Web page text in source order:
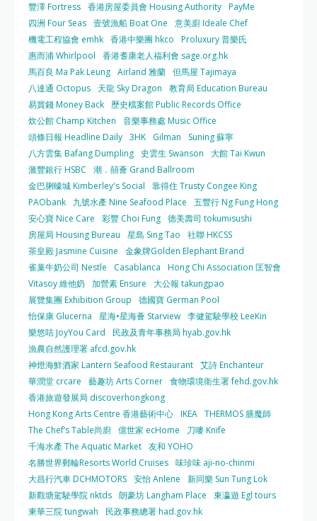
豐澤 Fortress 香港房屋委員會 Housing Authority PayMe
四洲 Four Seas 壹號漁船 Boat One
意美廚 Ideale Chef
機電工程協會 emhk 香港中樂團 hkco
Proluxury 普樂氏
惠而浦 Whirlpool
香港耆康老人福利會 sage.org.hk
馬百良 Ma Pak Leung Airland 雅蘭 但馬屋 Tajimaya
八達通 Octopus
天龍 Sky Dragon
教育局 Education Bureau
易賞錢 Money Back
歷史檔案館 Public Records Office
炊公館 Champ Kitchen
音樂事務處 Music Office
頭條日報 Headline Daily 3HK Gilman
Suning 蘇寧
八方雲集 Bafang Dumpling
史雲生 Swanson
大館 Tai Kwun
滙豐銀行 HSBC
潮．囍薈 Grand Ballroom
金巴脷蠔城 Kimberley's Social
靠得住 Trusty Congee King
PAObank
九號水產 Nine Seafood Place
五豐行 Ng Fung Hong
安心寶 Nice Care
彩豐 Choi Fung 德美壽司 tokumisushi
房屋局 Housing Bureau
星島 Sing Tao
社聯 HKCSS
茶皇殿 Jasmine Cuisine
金象牌Golden Elephant Brand
雀巢牛奶公司 Nestle
Casablanca
Hong Chi Association 匡智會
Vitasoy 維他奶
加營素 Ensure
大公報 takungpao
展覽集團 Exhibition Group
德國寶 German Pool
怡保康 Glucerna
星海•星海薈 Starview 李健駕駛學校 LeeKin
樂悠咭 JoyYou Card
民政及青年事務局 hyab.gov.hk
漁農自然護理署 afcd.gov.hk
神燈海鮮酒家 Lantern Seafood Restaurant 艾詩 Enchanteur
華潤堂 crcare
藝趣坊 Arts Corner 食物環境衛生署 fehd.gov.hk
香港旅遊發展局 discoverhongkong
Hong Kong Arts Centre 香港藝術中心 IKEA THERMOS 膳魔師
The Chef’s Table尚廚 億世家 ecHome
刀嘜 Knife
千海水產 The Aquatic Market 友和 YOHO
名勝世界郵輪Resorts World Cruises 味珍味 aji-no-chinmi
大昌行汽車 DCHMOTORS 安怡 Anlene
新同樂 Sun Tung Lok
新觀塘駕駛學院 nktds 朗豪坊 Langham Place
東瀛遊 Egl tours
東華三院 tungwah
民政事務總署 had.gov.hk